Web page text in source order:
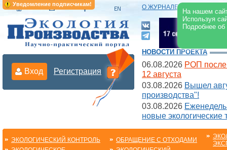
Уведомление подписчикам!
На нашем
Используя
Подробнее
О ЖУРНАЛЕ |
Вход Регистрация
НОВОСТИ ПРОЕКТА
06.08.2026 РОП после
12 августа
03.08.2026 Вышел
производства"!
03.08.2026
новые экологические
ЭКОЛОГИЧЕСКИЙ КОНТРОЛЬ
ОБРАЩЕНИЕ С ОТХОДАМИ